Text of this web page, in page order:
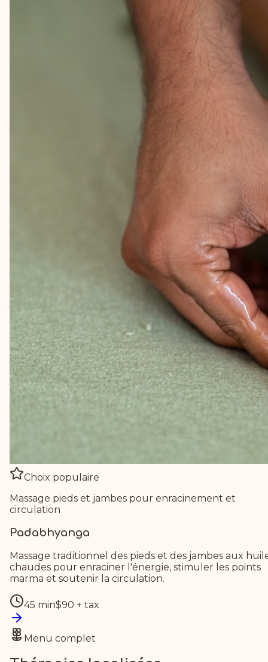
Choix populaire
Massage pieds et jambes pour enracinement et
circulation
Padabhyanga
Massage traditionnel des pieds et des jambes aux
chaudes pour enraciner l'énergie, stimuler les points
marma et soutenir la circulation.
45 min$90 + tax
Menu complet